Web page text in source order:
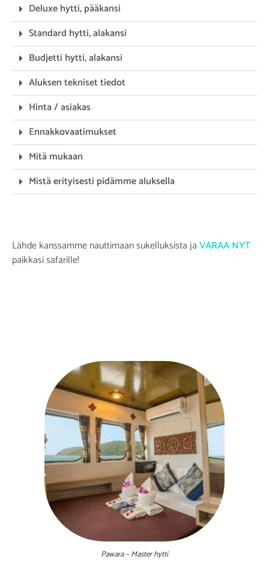
Deluxe hytti, pääkansi
Standard hytti, alakansi
Budjetti hytti, alakansi
Aluksen tekniset tiedot
Hinta / asiakas
Ennakkovaatimukset
Mitä mukaan
Mistä erityisesti pidämme aluksella
Lähde kanssamme nauttimaan sukelluksista jaVARAA NYT
paikkasi safarille!
Pawara – Master hytti